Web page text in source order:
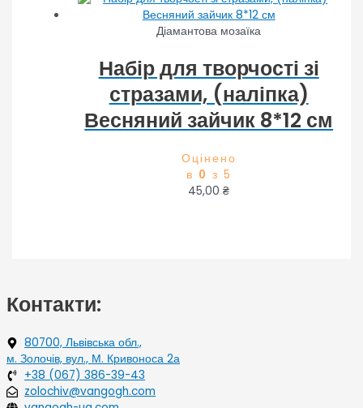
Діамантова мозаїка
Набір для творчості зі
стразами, (наліпка)
Весняний зайчик 8*12 см
Оцінено
в 0 з 5
45,00₴
Контакти:
80700, Львівська обл.,
м. Золочів, вул., М. Кривоноса 2а
+38 (067) 386-39-43
zolochiv@vangogh.com